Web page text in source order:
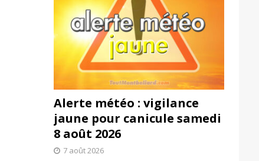
Alerte météo : vigilance
jaune pour canicule samedi
8 août 2026
7 août 2026